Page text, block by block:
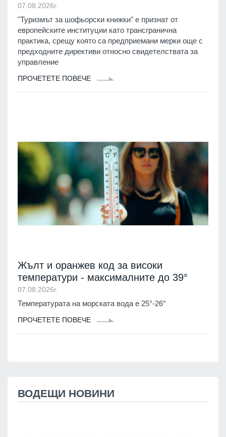
07.08.2026г.
"Туризмът за шофьорски книжки" е признат от
европейските институции като трансгранична
практика, срещу която са предприемани мерки още с
предходните директиви относно свидетелствата за
управление
ПРОЧЕТЕТЕ ПОВЕЧЕ
Жълт и оранжев код за високи
температури - максималните до 39°
07.08.2026г.
Температурата на морската вода е 25°-26°
ПРОЧЕТЕТЕ ПОВЕЧЕ
ВОДЕЩИ НОВИНИ